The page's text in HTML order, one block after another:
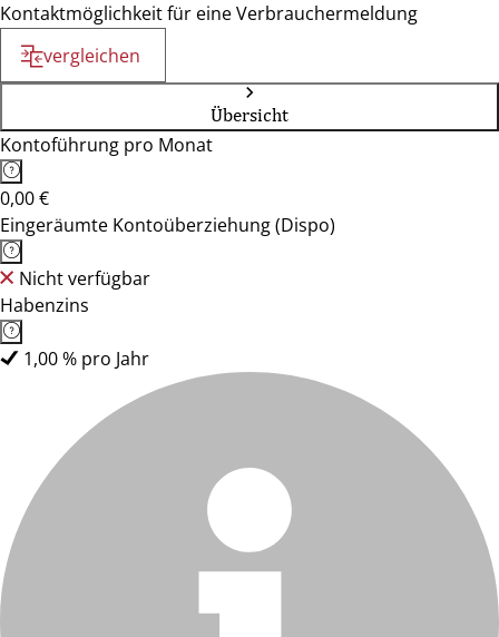
Kontaktmöglichkeit für eine Verbrauchermeldung
vergleichen
Übersicht
Kontoführung pro Monat
0,00 €
Eingeräumte Kontoüberziehung (Dispo)
Nicht verfügbar
Habenzins
1,00 % pro Jahr